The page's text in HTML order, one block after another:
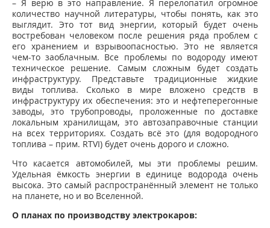
– Я верю в это направление. Я перелопатил огромное
количество научной литературы, чтобы понять, как это
выглядит. Это тот вид энергии, который будет очень
востребован человеком после решения ряда проблем с
его хранением и взрывоопасностью. Это не является
чем-то заоблачным. Все проблемы по водороду имеют
техническое решение. Самым сложным будет создать
инфраструктуру. Представьте традиционные жидкие
виды топлива. Сколько в мире вложено средств в
инфраструктуру их обеспечения: это и нефтеперегонные
заводы, это трубопроводы, проложенные по доставке
локальным хранилищам, это автозаправочные станции
на всех территориях. Создать всё это (для водородного
топлива – прим. RTVI) будет очень дорого и сложно.
Что касается автомобилей, мы эти проблемы решим.
Удельная ёмкость энергии в единице водорода очень
высока. Это самый распространённый элемент не только
на планете, но и во Вселенной.
О планах по производству электрокаров: